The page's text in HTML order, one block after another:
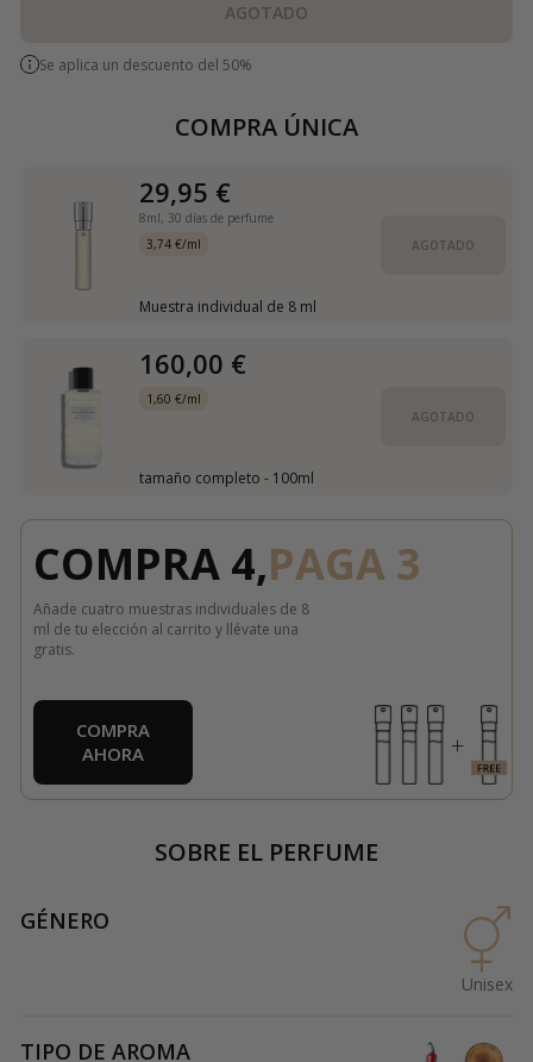
AGOTADO
Se aplica un descuento del 50%
COMPRA ÚNICA
29,95 €
8ml, 30 días de perfume
3,74 €/ml
Muestra individual de 8 ml
AGOTADO
160,00 €
1,60 €/ml
tamaño completo - 100ml
AGOTADO
COMPRA 4,PAGA 3
Añade cuatro muestras individuales de 8
ml de tu elección al carrito y llévate una
gratis.
COMPRA
AHORA
SOBRE EL PERFUME
GÉNERO
Unisex
TIPO DE AROMA